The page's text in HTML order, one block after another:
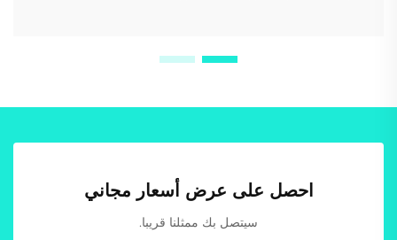
احصل على عرض أسعار مجاني
سيتصل بك ممثلنا قريبا.